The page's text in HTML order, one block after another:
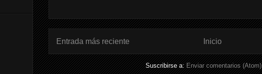
Entrada más reciente Inicio
Suscribirse a: Enviar comentarios (Atom)